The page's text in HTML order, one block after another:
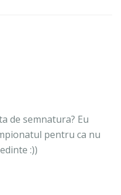
de semnatura? Eu
pentru ca nu
:))